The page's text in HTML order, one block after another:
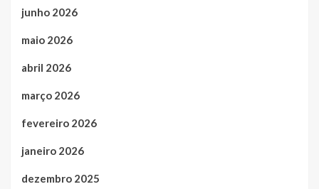
junho 2026
maio 2026
abril 2026
março 2026
fevereiro 2026
janeiro 2026
dezembro 2025